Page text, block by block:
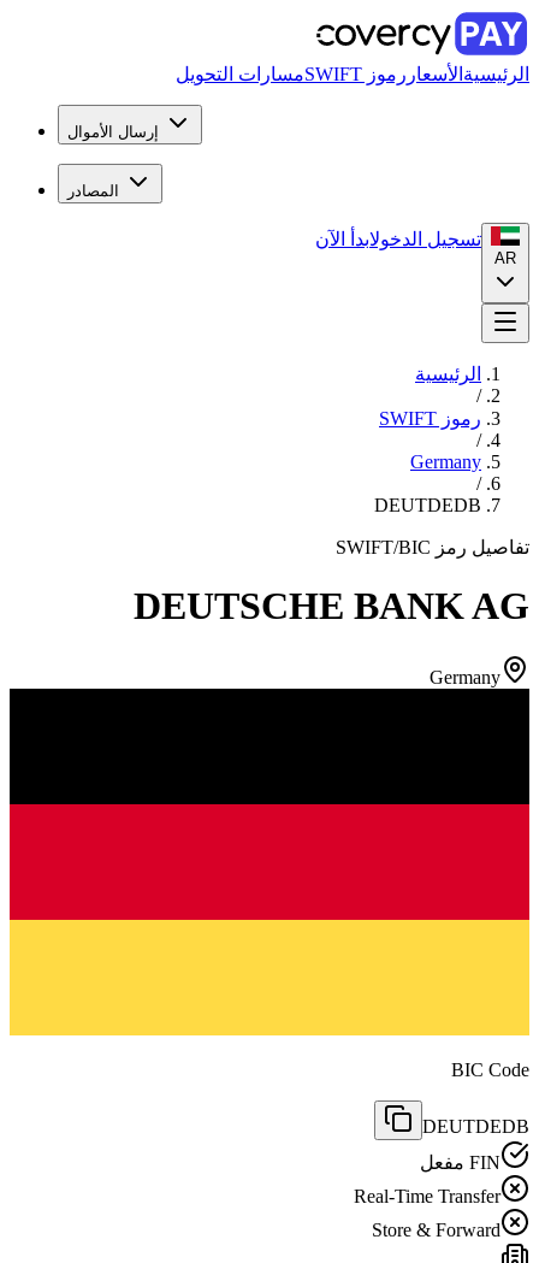
الرئيسية الأسعار رموز SWIFT مسارات التحويل
إرسال الأموال
المصادر
AR
تسجيل الدخولابدأ الآن
الرئيسية
/
رموز SWIFT
/
Germany
/
DEUTDEDB
تفاصيل رمز SWIFT/BIC
DEUTSCHE BANK AG
Germany
BIC Code
DEUTDEDB
FIN مفعل
Real-Time Transfer
Store & Forward